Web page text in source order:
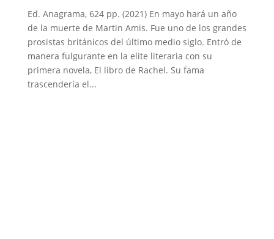
Ed. Anagrama, 624 pp. (2021) En mayo hará un año
de la muerte de Martin Amis. Fue uno de los grandes
prosistas británicos del último medio siglo. Entró de
manera fulgurante en la elite literaria con su
primera novela, El libro de Rachel. Su fama
trascendería el...